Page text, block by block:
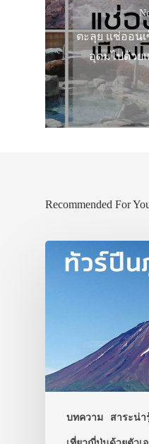
ตะลุย แช่ออน
อุดมไปด้วยแ
Recommended For
บทความ สาระน่า